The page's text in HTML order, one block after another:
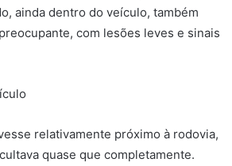
ainda dentro do veículo, também
com lesões leves e sinais
relativamente próximo à rodovia,
quase que completamente.